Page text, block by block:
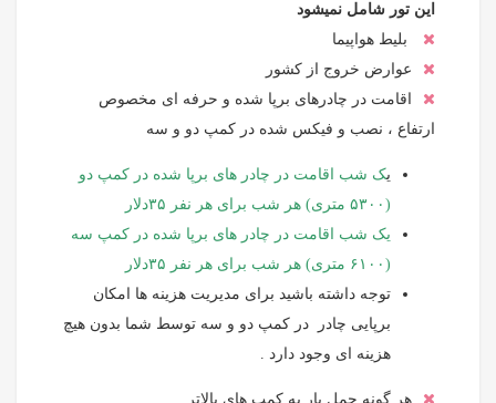
این تور شامل نمیشود
بلیط هواپیما
عوارض خروج از کشور
اقامت در چادرهای برپا شده و حرفه ای مخصوص
ارتفاع ، نصب و فیکس شده در کمپ دو و سه
یک شب اقامت در چادر های برپا شده در کمپ دو
(۵۳۰۰ متری) هر شب برای هر نفر ۳۵دلار
یک شب اقامت در چادر های برپا شده در کمپ سه
(۶۱۰۰ متری) هر شب برای هر نفر ۳۵دلار
توجه داشته باشید برای مدیریت هزینه ها امکان
برپایی چادر در کمپ دو و سه توسط شما بدون هیچ
هزینه ای وجود دارد .
هر گونه حمل بار به کمپ های بالاتر